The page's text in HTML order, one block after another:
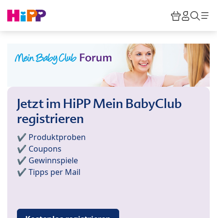
HiPP
Jetzt im HiPP Mein BabyClub
registrieren
✔️ Produktproben
✔️ Coupons
✔️ Gewinnspiele
✔️ Tipps per Mail